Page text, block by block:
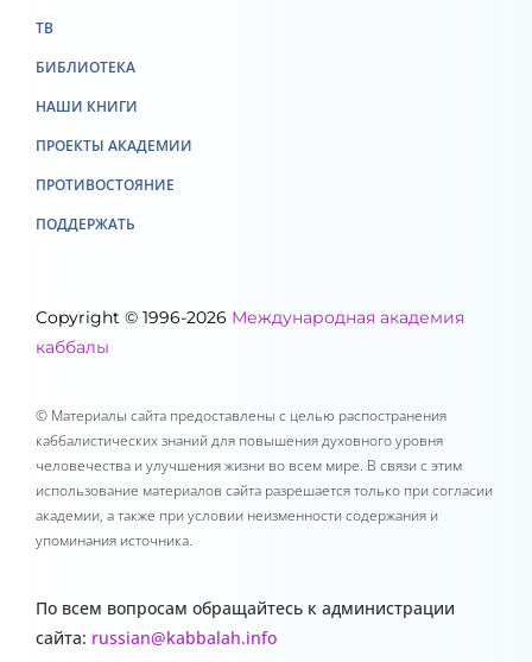
Copyright © 1996-2026 Международная академия
каббалы
© Материалы сайта предоставлены с целью распостранения
каббалистических знаний для повышения духовного уровня
человечества и улучшения жизни во всем мире. В связи с этим
использование материалов сайта разрешается только при согласии
академии, а также при условии неизменности содержания и
упоминания источника.
По всем вопросам обращайтесь к администрации
сайта: russian@kabbalah.info
ТВ
БИБЛИОТЕКА
НАШИ КНИГИ
ПРОЕКТЫ АКАДЕМИИ
ПРОТИВОСТОЯНИЕ
ПОДДЕРЖАТЬ